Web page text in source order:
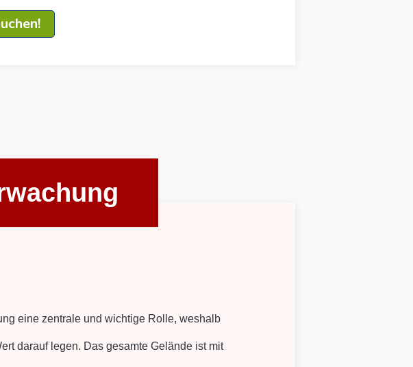
eine zentrale und wichtige Rolle, weshalb
darauf legen. Das gesamte Gelände ist mit